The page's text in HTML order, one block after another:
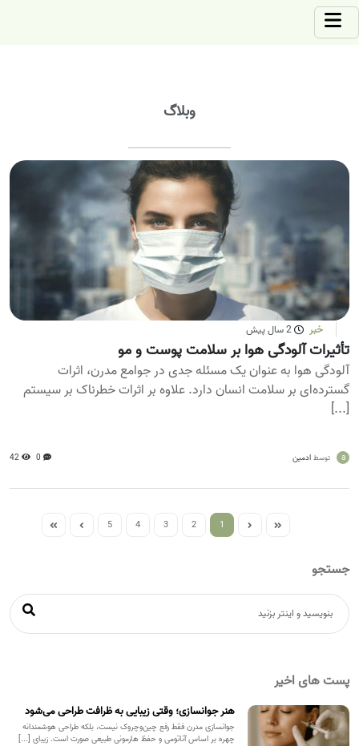
وبلاگ
خبر 2 سال پیش
تأثیرات آلودگی هوا بر سلامت پوست و مو
آلودگی هوا به عنوان یک مسئله جدی در جوامع مدرن، اثرات
گسترده‌ای بر سلامت انسان دارد. علاوه بر اثرات خطرناک بر سیستم
[...]
a توسط ادمین 0
42
1
2
3
4
5
جستجو
پست های اخیر
هنر جوانسازی؛ وقتی زیبایی به ظرافت طراحی می‌شود
جوانسازی مدرن فقط رفع چین‌وچروک نیست، بلکه طراحی هوشمندانه
چهره بر اساس آناتومی و حفظ هارمونی طبیعی صورت است. زیبای [...]